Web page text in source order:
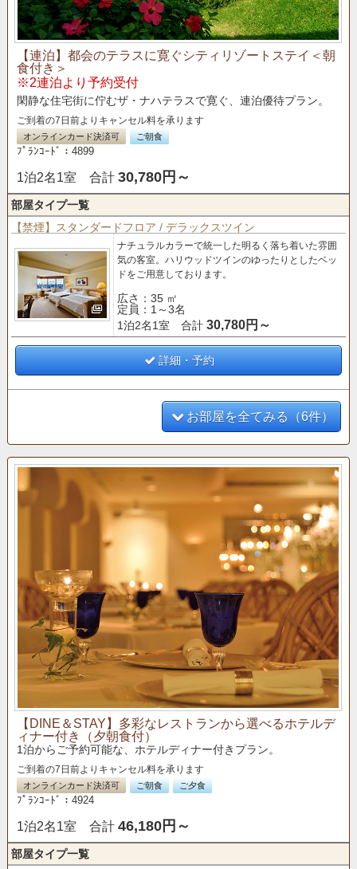
【連泊】都会のテラスに寛ぐシティリゾートステイ＜朝
食付き＞
※2連泊より予約受付
閑静な住宅街に佇むザ・ナハテラスで寛ぐ、連泊優待プラン。
ご到着の7日前よりキャンセル料を承ります
オンラインカード決済可 ご朝食
ﾌﾟﾗﾝｺｰﾄﾞ：4899
1泊2名1室 合計 30,780円～
部屋タイプ一覧
【禁煙】スタンダードフロア / デラックスツイン
ナチュラルカラーで統一した明るく落ち着いた雰囲
気の客室。 ハリウッドツインのゆったりとしたベッ
ドをご用意しております。
広さ：35 ㎡
定員：1～3名
1泊2名1室 合計 30,780円～
詳細・予約
お部屋を全てみる（6件）
【DINE＆STAY】多彩なレストランから選べるホテルデ
ィナー付き（夕朝食付）
1泊からご予約可能な、ホテルディナー付きプラン。
ご到着の7日前よりキャンセル料を承ります
オンラインカード決済可 ご朝食 ご夕食
ﾌﾟﾗﾝｺｰﾄﾞ：4924
1泊2名1室 合計 46,180円～
部屋タイプ一覧